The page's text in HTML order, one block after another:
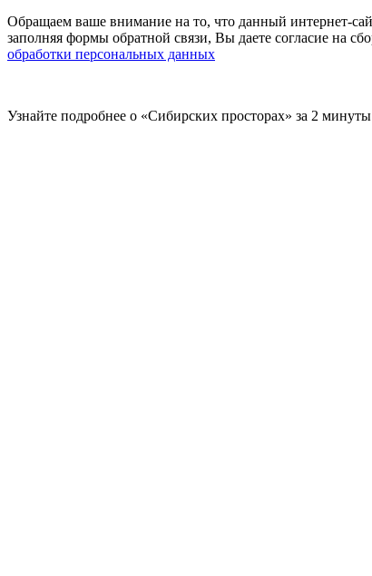
Обращаем ваше внимание на то, что данный интернет-
заполняя формы обратной связи, Вы даете согласие на
обработки персональных данных
Узнайте подробнее о «Сибирских просторах» за 2 минуты